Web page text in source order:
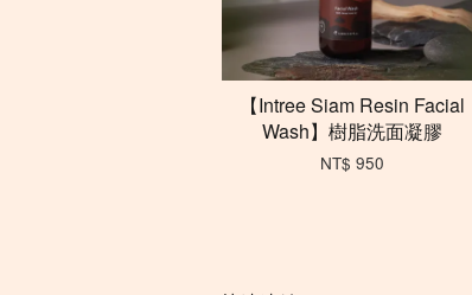
【Intree Siam Resin Facial
Wash】樹脂洗面凝膠
NT$ 950